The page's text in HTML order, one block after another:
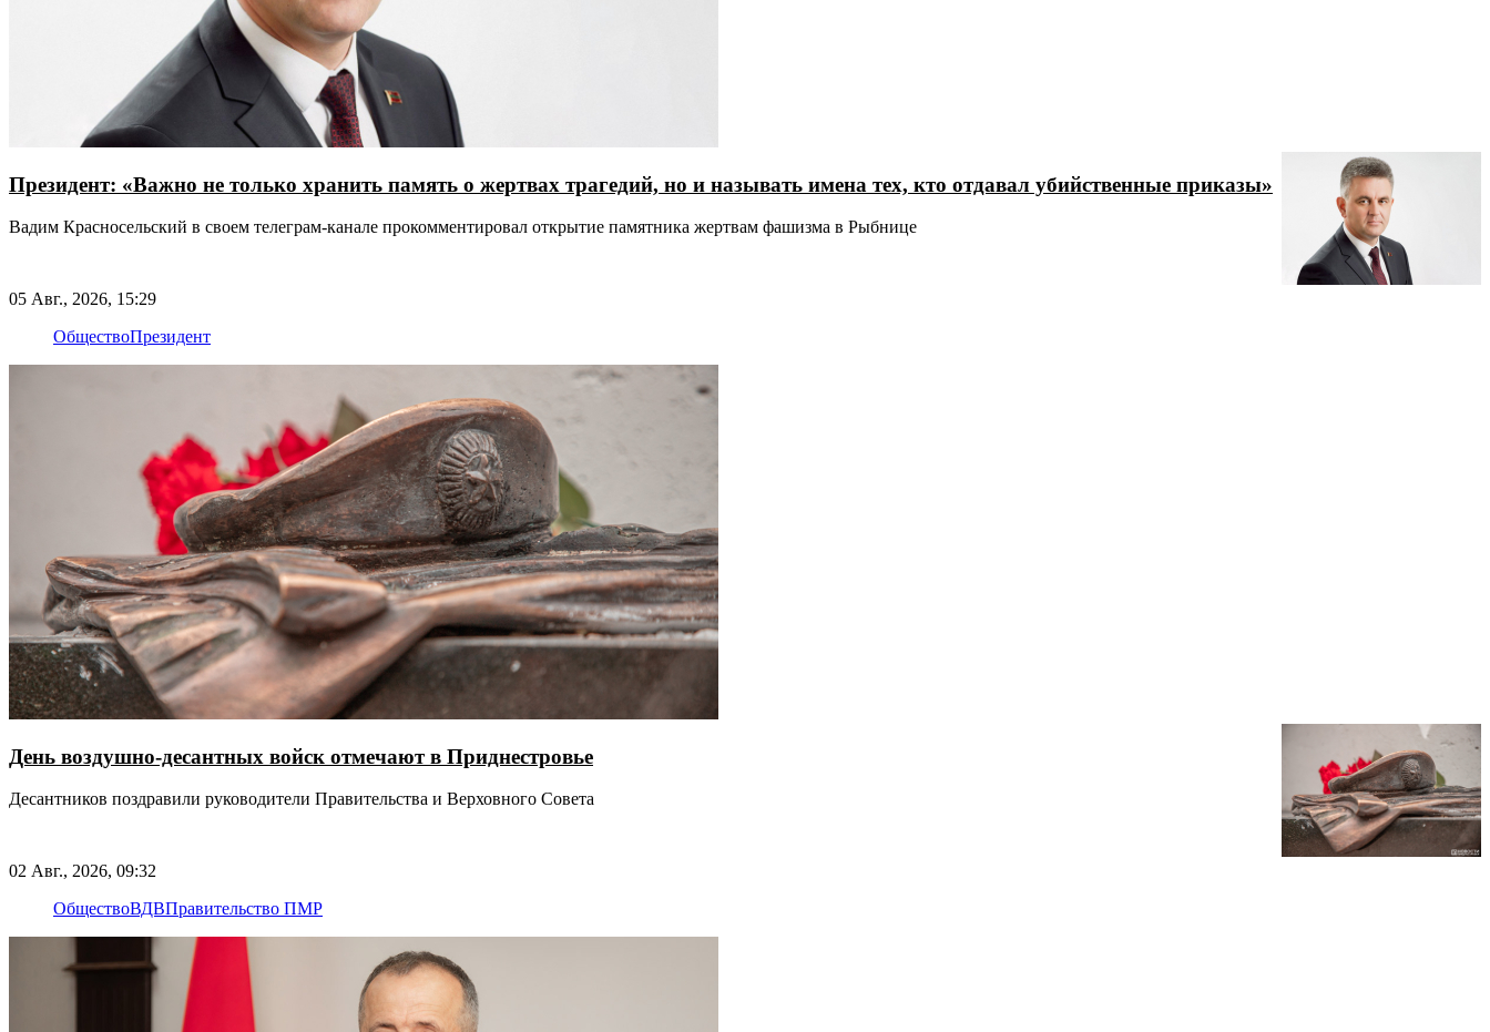
Президент: «Важно не только хранить память о жертвах трагедий, но и называть имена тех, кто отдавал убийственные приказы»
Вадим Красносельский в своем телеграм-канале прокомментировал открытие памятника жертвам фашизма в Рыбнице
05 Авг., 2026, 15:29
ОбществоПрезидент
День воздушно-десантных войск отмечают в Приднестровье
Десантников поздравили руководители Правительства и Верховного Совета
02 Авг., 2026, 09:32
ОбществоВДВПравительство ПМР